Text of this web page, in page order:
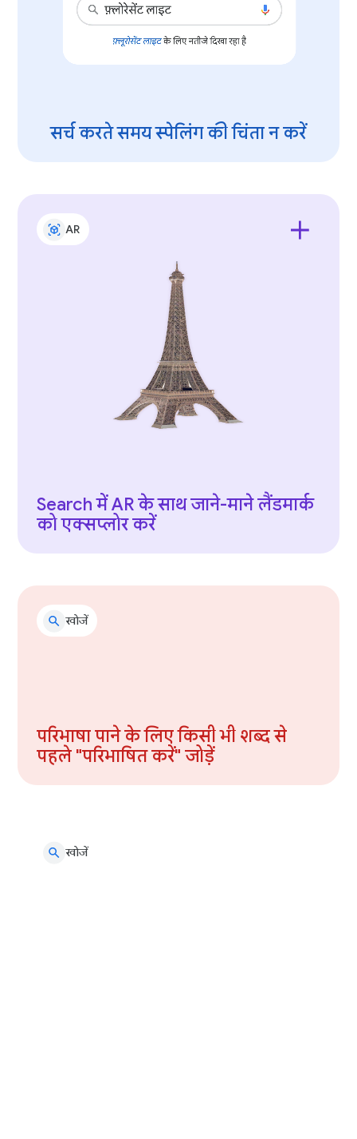
सर्च करते समय स्पेलिंग की चिंता न करें
AR
Search में AR के साथ जाने-माने लैंडमार्क
को एक्सप्लोर करें
खोजें
परिभाषा पाने के लिए किसी भी शब्द से
पहले "परिभाषित करें" जोड़ें
खोजें